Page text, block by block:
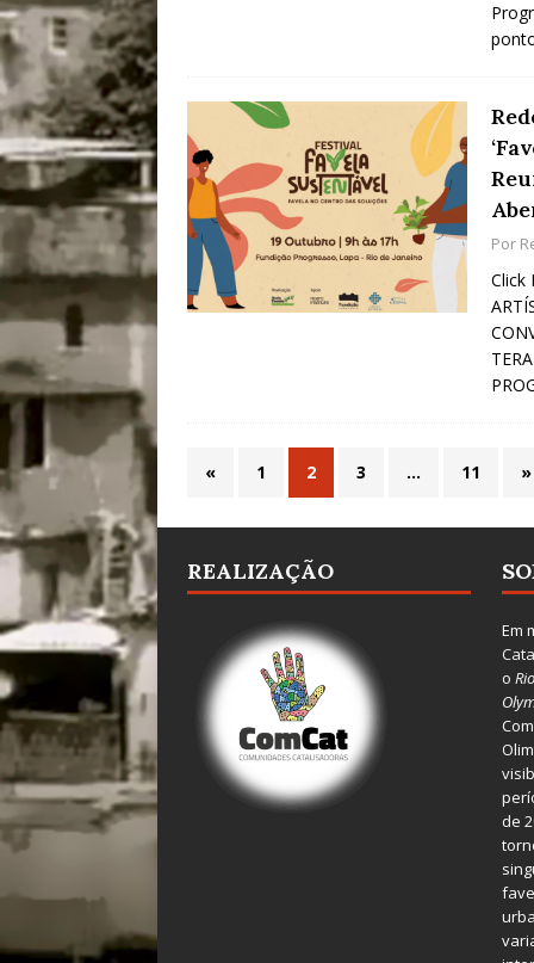
Por
Click
« 1 2 3 … 11 »
REALIZAÇÃO
Em
o
de